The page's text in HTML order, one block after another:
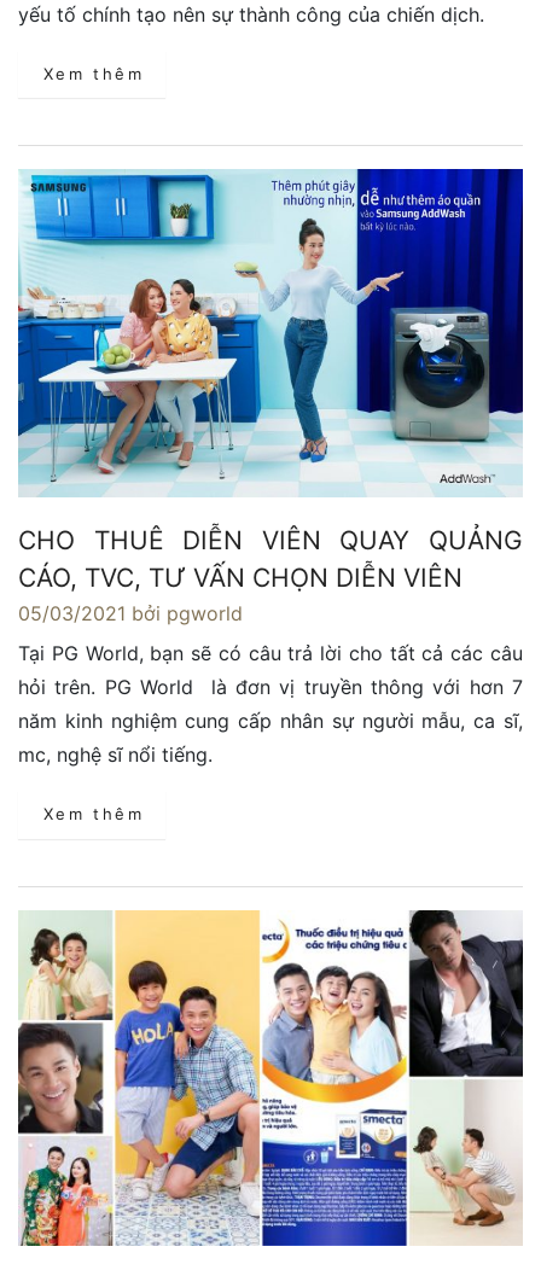
yếu tố chính tạo nên sự thành công của chiến dịch.
Xem thêm
CHO THUÊ DIỄN VIÊN QUAY QUẢNG
CÁO, TVC, TƯ VẤN CHỌN DIỄN VIÊN
05/03/2021 bởi pgworld
Tại PG World, bạn sẽ có câu trả lời cho tất cả các câu
hỏi trên. PG World là đơn vị truyền thông với hơn 7
năm kinh nghiệm cung cấp nhân sự người mẫu, ca sĩ,
mc, nghệ sĩ nổi tiếng.
Xem thêm